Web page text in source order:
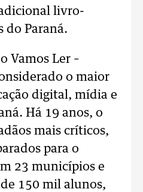
livro-
do Paraná.
Vamos Ler –
o maior
digital, mídia e
Há 19 anos, o
mais críticos,
para o
23 municípios e
150 mil alunos,